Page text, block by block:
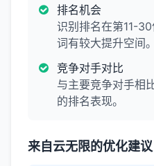
排名机会
识别排名在第11-
词有较大提升空间。
竞争对手对比
与主要竞争对手相
的排名表现。
来自云无限的优化建议